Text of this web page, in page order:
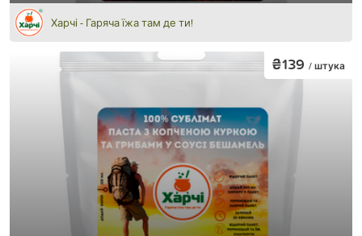
Харчі - Гаряча їжа там де ти!
₴139 / штука